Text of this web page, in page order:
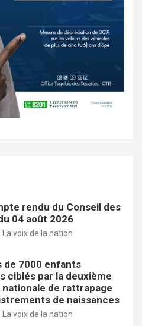
rendu du Conseil des
04 août 2026
La voix de la nation
de 7000 enfants
ciblés par la deuxième
nationale de rattrapage
de naissances
La voix de la nation